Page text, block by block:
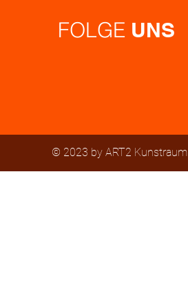
FOLGE UNS
© 2023 by ART2 Kunstraum